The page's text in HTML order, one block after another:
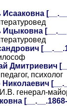
Дмитриевич
психолог
генерал-